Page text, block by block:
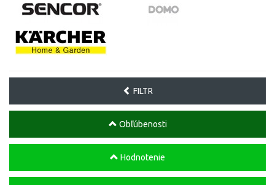
FILTR
Obľúbenosti
Hodnotenie